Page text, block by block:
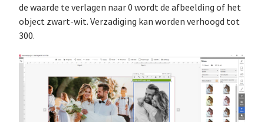
de waarde te verlagen naar 0 wordt de afbeelding of het
object zwart-wit. Verzadiging kan worden verhoogd tot
300.